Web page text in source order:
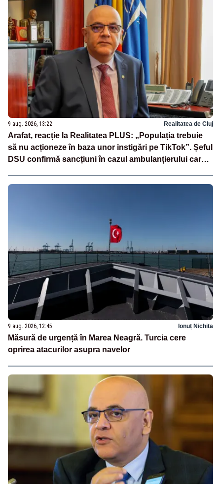
9 aug. 2026, 13:22 Realitatea de Cluj
Arafat, reacție la Realitatea PLUS: „Populația trebuie
să nu acționeze în baza unor instigări pe TikTok”. Șeful
DSU confirmă sancțiuni în cazul ambulanțierului care a
9 aug. 2026, 12:45 Ionuț Nichita
Măsură de urgență în Marea Neagră. Turcia cere
oprirea atacurilor asupra navelor